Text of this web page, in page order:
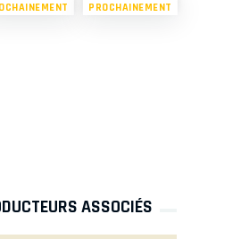
PROCHAINEMENT
ASSOCIÉS